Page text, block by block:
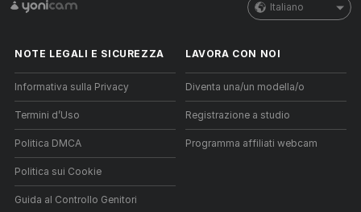
Italiano
NOTE LEGALI E SICUREZZA
Informativa sulla Privacy
Termini d’Uso
Politica DMCA
Politica sui Cookie
Guida al Controllo Genitori
LAVORA CON NOI
Diventa una/un modella/o
Registrazione a studio
Programma affiliati webcam